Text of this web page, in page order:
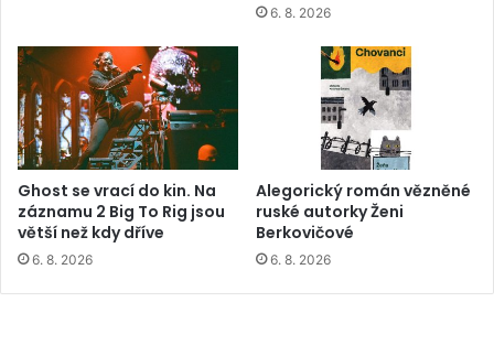
6. 8. 2026
Ghost se vrací do kin. Na
záznamu 2 Big To Rig jsou
větší než kdy dříve
6. 8. 2026
Alegorický román vězněné
ruské autorky Ženi
Berkovičové
6. 8. 2026